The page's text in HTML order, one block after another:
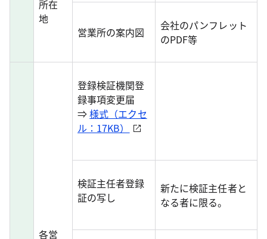
所在
地
営業所の案内図
会社のパンフレット
のPDF等
各営
登録検証機関登
録事項変更届
⇒様式（エクセ
ル：17KB）
検証主任者登録
証の写し
新たに検証主任者と
なる者に限る。